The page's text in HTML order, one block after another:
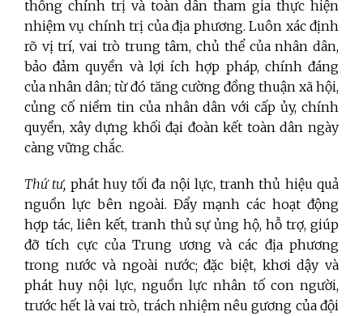
thống chính trị và toàn dân tham gia thực hiện
nhiệm vụ chính trị của địa phương. Luôn xác định
rõ vị trí, vai trò trung tâm, chủ thể của nhân dân,
bảo đảm quyền và lợi ích hợp pháp, chính đáng
của nhân dân; từ đó tăng cường đồng thuận xã hội,
củng cố niềm tin của nhân dân với cấp ủy, chính
quyền, xây dựng khối đại đoàn kết toàn dân ngày
càng vững chắc.
Thứ tư, phát huy tối đa nội lực, tranh thủ hiệu quả
nguồn lực bên ngoài. Đẩy mạnh các hoạt động
hợp tác, liên kết, tranh thủ sự ủng hộ, hỗ trợ, giúp
đỡ tích cực của Trung ương và các địa phương
trong nước và ngoài nước; đặc biệt, khơi dậy và
phát huy nội lực, nguồn lực nhân tố con người,
trước hết là vai trò, trách nhiệm nêu gương của đội